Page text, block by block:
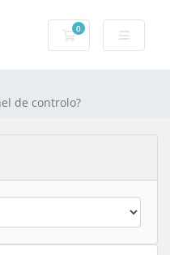
0
Carrinho de
de controlo?